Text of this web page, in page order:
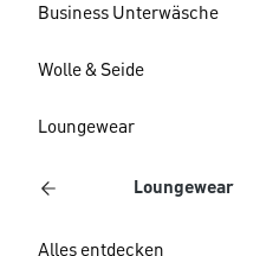
Business Unterwäsche
Wolle & Seide
Loungewear
Loungewear
Alles entdecken